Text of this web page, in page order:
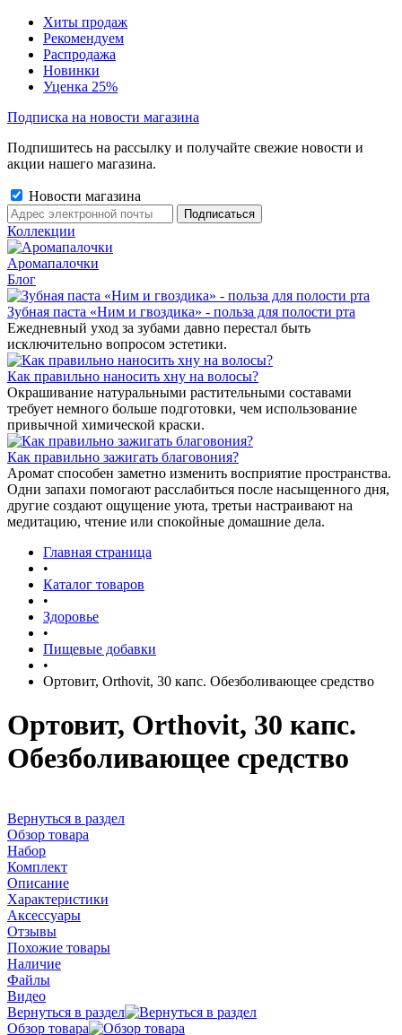
Хиты продаж
Рекомендуем
Распродажа
Новинки
Уценка 25%
Подписка на новости магазина
Подпишитесь на рассылку и получайте свежие новости и
акции нашего магазина.
Новости магазина
Коллекции
Аромапалочки
Блог
Зубная паста «Ним и гвоздика» - польза для полости рта
Ежедневный уход за зубами давно перестал быть
исключительно вопросом эстетики.
Как правильно наносить хну на волосы?
Окрашивание натуральными растительными составами
требует немного больше подготовки, чем использование
привычной химической краски.
Как правильно зажигать благовония?
Аромат способен заметно изменить восприятие пространства.
Одни запахи помогают расслабиться после насыщенного дня,
другие создают ощущение уюта, третьи настраивают на
медитацию, чтение или спокойные домашние дела.
Главная страница
•
Каталог товаров
•
Здоровье
•
Пищевые добавки
•
Ортовит, Orthovit, 30 капс. Обезболивающее средство
Ортовит, Orthovit, 30 капс.
Обезболивающее средство
Вернуться в раздел
Обзор товара
Набор
Комплект
Описание
Характеристики
Аксессуары
Отзывы
Похожие товары
Наличие
Файлы
Видео
Вернуться в раздел
Обзор товара